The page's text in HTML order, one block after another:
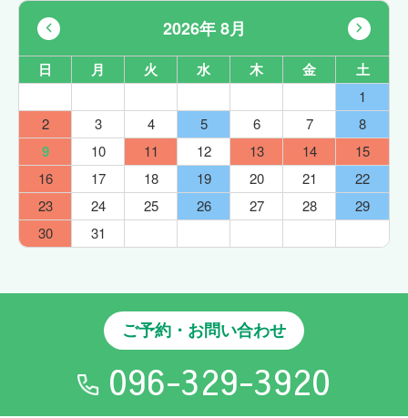
2026年 8月
日 月 火 水 木 金 土
1
2
3 4 5 6 7 8
9 10 11 12 13 14
15
16
17 18 19 20 21
22
23
24 25 26 27 28
29
30
31
ご予約・お問い合わせ
096-329-3920